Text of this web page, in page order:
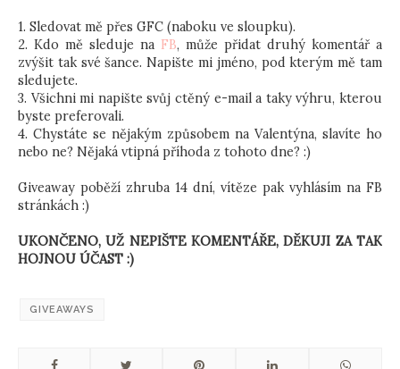
1. Sledovat mě přes GFC (naboku ve sloupku).
2. Kdo mě sleduje na FB, může přidat druhý komentář a
zvýšit tak své šance. Napište mi jméno, pod kterým mě tam
sledujete.
3. Všichni mi napište svůj ctěný e-mail a taky výhru, kterou
byste preferovali.
4. Chystáte se nějakým způsobem na Valentýna, slavíte ho
nebo ne? Nějaká vtipná příhoda z tohoto dne? :)
Giveaway poběží zhruba 14 dní, vítěze pak vyhlásím na FB
stránkách :)
UKONČENO, UŽ NEPIŠTE KOMENTÁŘE, DĚKUJI ZA TAK
HOJNOU ÚČAST :)
GIVEAWAYS